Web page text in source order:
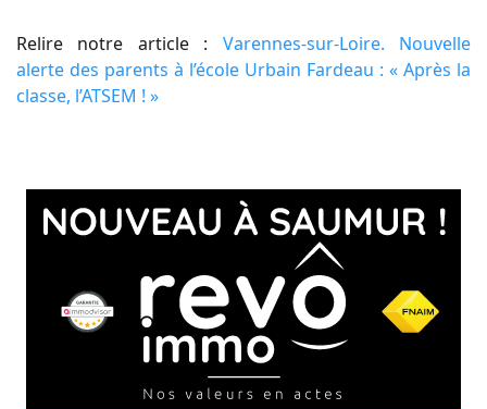
Relire notre article : Varennes-sur-Loire. Nouvelle
alerte des parents à l’école Urbain Fardeau : « Après la
classe, l’ATSEM ! »